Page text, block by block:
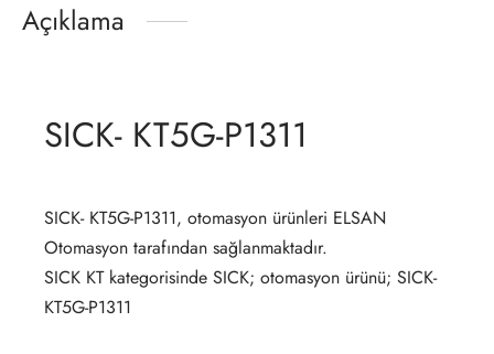
Açıklama
SICK- KT5G-P1311
SICK- KT5G-P1311, otomasyon ürünleri ELSAN
Otomasyon tarafından sağlanmaktadır.
SICK KT kategorisinde SICK; otomasyon ürünü; SICK-
KT5G-P1311